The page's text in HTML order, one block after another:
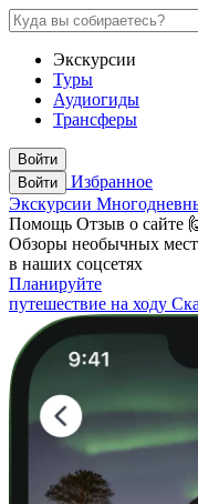
Экскурсии
Туры
Аудиогиды
Трансферы
Войти
Войти
Избранное
Экскурсии
Помощь Отзыв о сайте
Обзоры необычных
в наших соцсетях
Планируйте
путешествие на ходу